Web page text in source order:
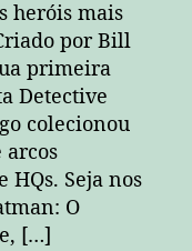
heróis mais
por Bill
primeira
Detective
colecionou
HQs. Seja nos
O
[…]